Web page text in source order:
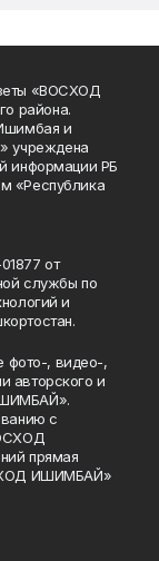
«ВОСХОД
района.
и
учреждена
информации РБ
«Республика
от
службы по
и
фото-, видео-,
авторского и
с
прямая
ИШИМБАЙ»